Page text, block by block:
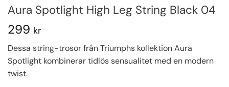
Aura Spotlight High Leg String Black 04
299 kr
Dessa string-trosor från Triumphs kollektion Aura
Spotlight kombinerar tidlös sensualitet med en modern
twist.